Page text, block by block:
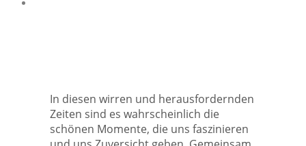
In diesen wirren und herausfordernden
Zeiten sind es wahrscheinlich die
schönen Momente, die uns faszinieren